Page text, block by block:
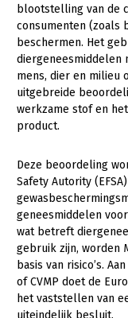
Kalverhouderij
Konijnenhouderij
Melkveehouderij
Paardenhouderij
Varkenshouderij
Plant
Akkerbouw
Biologische
blootstelling van de
consumenten (zoals
beschermen. Het
diergeneesmiddelen
mens, dier en milieu
uitgebreide
werkzame stof en
product.
Deze beoordeling
Safety Autority
geneesmiddelen
wat betreft
gebruik zijn, worden
basis van risico’s.
of CVMP doet de
het vaststellen van
uiteindelijk besluit.